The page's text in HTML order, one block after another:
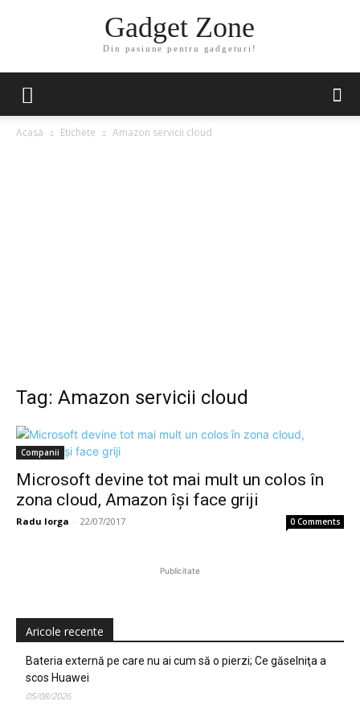
Gadget Zone
Din pasiune pentru gadgeturi!
Acasă Etichete Amazon servicii cloud
Tag: Amazon servicii cloud
Companii
Microsoft devine tot mai mult un colos în
zona cloud, Amazon îşi face griji
Radu Iorga - 22/07/2017 0 Comments
Publicitate
Aricole recente
Bateria externă pe care nu ai cum să o pierzi; Ce găselniţa a
scos Huawei
05/08/2026